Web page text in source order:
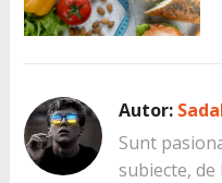
Autor:
Sunt
subiecte, de